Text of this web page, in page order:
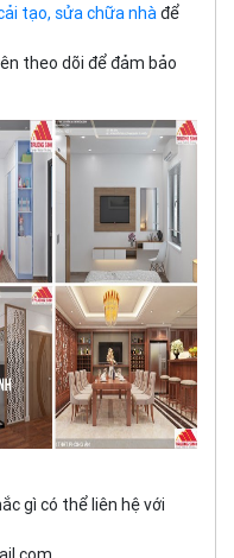
tạo, sửa chữa nhàđể
theo dõi để đảm bảo
gì có thể liên hệ với